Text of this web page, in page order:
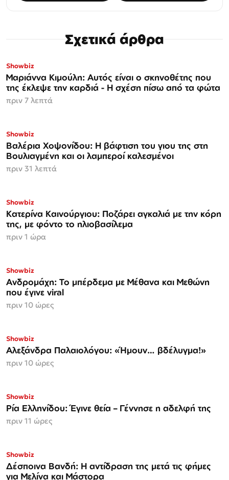
Σχετικά άρθρα
Showbiz
Μαριάννα Κιμούλη: Αυτός είναι ο σκηνοθέτης που
της έκλεψε την καρδιά - Η σχέση πίσω από τα φώτα
πριν 7 λεπτά
Showbiz
Βαλέρια Χοψονίδου: Η βάφτιση του γιου της στη
Βουλιαγμένη και οι λαμπεροί καλεσμένοι
πριν 31 λεπτά
Showbiz
Κατερίνα Καινούργιου: Ποζάρει αγκαλιά με την κόρη
της, με φόντο το ηλιοβασίλεμα
πριν 1 ώρα
Showbiz
Ανδρομάχη: Το μπέρδεμα με Μέθανα και Μεθώνη
που έγινε viral
πριν 10 ώρες
Showbiz
Αλεξάνδρα Παλαιολόγου: «Ήμουν… βδέλυγμα!»
πριν 10 ώρες
Showbiz
Ρία Ελληνίδου: Έγινε θεία – Γέννησε η αδελφή της
πριν 11 ώρες
Showbiz
Δέσποινα Βανδή: Η αντίδραση της μετά τις φήμες
για Μελίνα και Μάστορα